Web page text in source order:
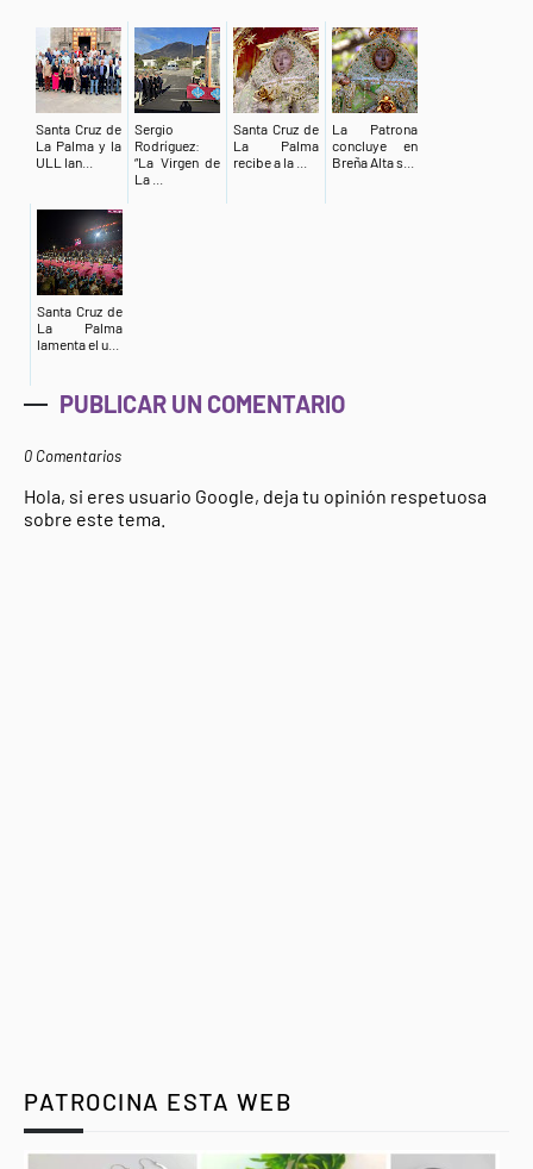
Santa Cruz de
La Palma y la
ULL lan...
Sergio
Rodríguez:
“La Virgen de
La ...
Santa Cruz de
La Palma
recibe a la ...
La Patrona
concluye en
Breña Alta s...
Santa Cruz de
La Palma
lamenta el u...
PUBLICAR UN COMENTARIO
0 Comentarios
Hola, si eres usuario Google, deja tu opinión respetuosa
sobre este tema.
PATROCINA ESTA WEB